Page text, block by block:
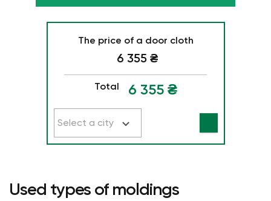
The price of a door cloth
6 355 ₴
Total 6 355₴
Select a city
Used types of moldings